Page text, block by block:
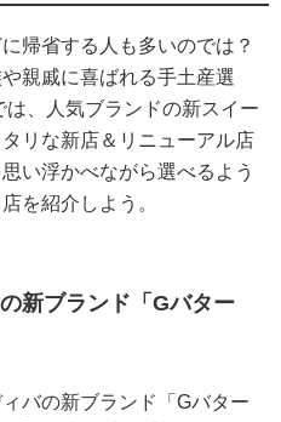
帰省する人も多いのでは？
親戚に喜ばれる手土産選
、人気ブランドの新スイー
リな新店＆リニューアル店
い浮かべながら選べるよう
を紹介しよう。
新ブランド「Gバター
バの新ブランド「Gバター